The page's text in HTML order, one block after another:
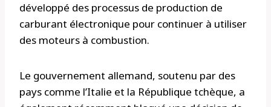
développé des processus de production de
carburant électronique pour continuer à utiliser
des moteurs à combustion.
Le gouvernement allemand, soutenu par des
pays comme l’Italie et la République tchèque, a